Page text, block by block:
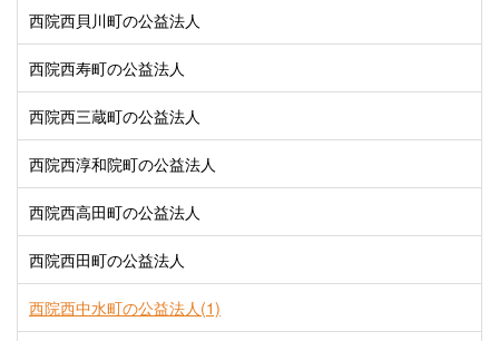
西院西貝川町の公益法人
西院西寿町の公益法人
西院西三蔵町の公益法人
西院西淳和院町の公益法人
西院西高田町の公益法人
西院西田町の公益法人
西院西中水町の公益法人(1)